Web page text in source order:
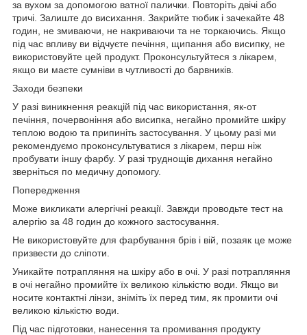
за вухом за допомогою ватної палички. Повторіть двічі або
тричі. Залиште до висихання. Закрийте тюбик і зачекайте 48
годин, не змиваючи, не накриваючи та не торкаючись. Якщо
під час впливу ви відчуєте печіння, щипання або висипку, не
використовуйте цей продукт. Проконсультуйтеся з лікарем,
якщо ви маєте сумніви в чутливості до барвників.
Заходи безпеки
У разі виникнення реакцій під час використання, як-от
печіння, почервоніння або висипка, негайно промийте шкіру
теплою водою та припиніть застосування. У цьому разі ми
рекомендуємо проконсультуватися з лікарем, перш ніж
пробувати іншу фарбу. У разі труднощів дихання негайно
зверніться по медичну допомогу.
Попередження
Може викликати алергічні реакції. Завжди проводьте тест на
алергію за 48 годин до кожного застосування.
Не використовуйте для фарбування брів і вій, позаяк це може
призвести до сліпоти.
Уникайте потрапляння на шкіру або в очі. У разі потрапляння
в очі негайно промийте їх великою кількістю води. Якщо ви
носите контактні лінзи, зніміть їх перед тим, як промити очі
великою кількістю води.
Під час підготовки, нанесення та промивання продукту